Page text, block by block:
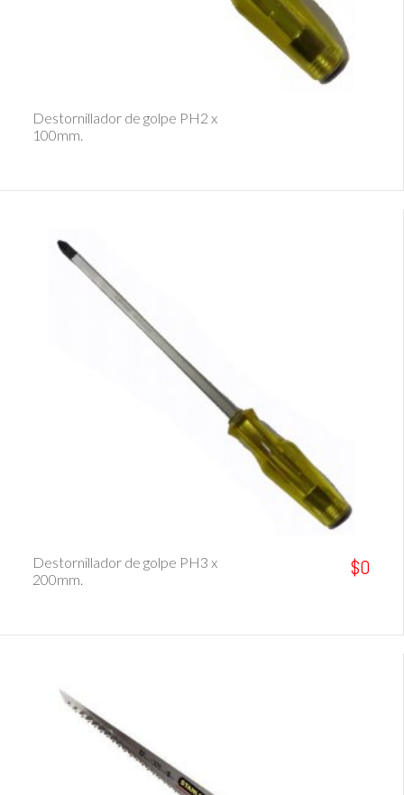
Ver Detalle
Destornillador de golpe PH2 x
100mm.
Ver Detalle
Destornillador de golpe PH3 x
200mm.
$0